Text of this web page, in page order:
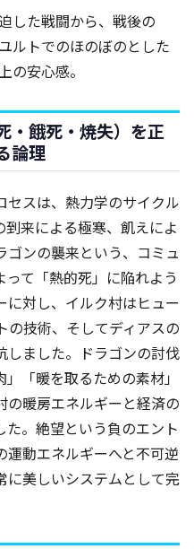
した戦闘から、戦後の
ルトでのほのぼのとした
の安心感。
・餓死・焼失）を正
論理
スは、熱力学のサイクル
来による極寒、飢えによ
ゴンの襲来という、コミュ
て「熱的死」に陥れよう
に対し、イルク村はヒュー
の技術、そしてディアスの
しました。ドラゴンの討伐
「暖を取るための素材」
の暖房エネルギーと経済の
。絶望という負のエント
運動エネルギーへと不可逆
に美しいシステムとして完